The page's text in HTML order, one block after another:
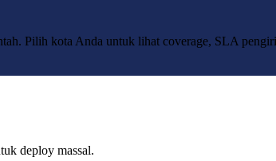
Pilih kota Anda untuk lihat coverage, SLA
deploy massal.